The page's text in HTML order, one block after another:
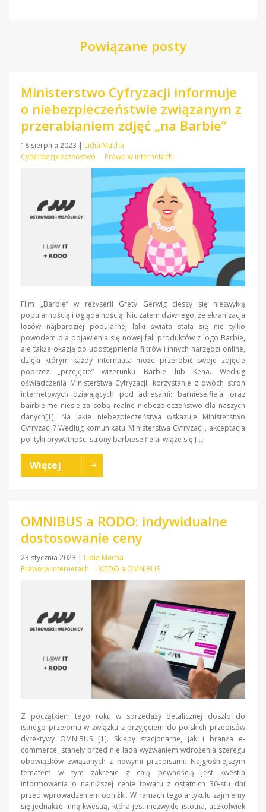
Powiązane posty
Ministerstwo Cyfryzacji informuje
o niebezpieczeństwie związanym z
przerabianiem zdjęć „na Barbie”
18 sierpnia 2023 | Lidia Mucha
Cyberbezpieczeństwo
Prawo w internetach
Film „Barbie” w reżyserii Grety Gerwig cieszy się niezwykłą
popularnością i oglądalnością. Nic zatem dziwnego, że ekranizacja
losów najbardziej popularnej lalki świata stała się nie tylko
powodem dla pojawienia się nowej fali produktów z logo Barbie,
ale także okazją do udostępnienia filtrów i innych narzędzi online,
dzięki którym każdy internauta może przerobić swoje zdjęcie
poprzez „przejęcie” wizerunku Barbie lub Kena. Według
oświadczenia Ministerstwa Cyfryzacji, korzystanie z dwóch stron
internetowych działających pod adresami: barnieselfie.ai oraz
bairbie.me niesie za sobą realne niebezpieczeństwo dla naszych
danych[1]. Na jakie niebezpieczeństwa wskazuje Ministerstwo
Cyfryzacji? Według komunikatu Ministerstwa Cyfryzacji, akceptacja
polityki prywatności strony barbieselfie.ai wiąże się […]
Więcej
OMNIBUS a RODO: indywidualne
dostosowanie ceny
23 stycznia 2023 | Lidia Mucha
Prawo w internetach
RODO a OMNIBUS
Z początkiem tego roku w sprzedaży detalicznej doszło do
istnego przełomu w związku z przyjęciem do polskich przepisów
dyrektywy OMNIBUS [1]. Sklepy stacjonarne, jak i branża e-
commerce, stanęły przed nie lada wyzwaniem wdrożenia szeregu
obowiązków związanych z nowymi przepisami. Najgłośniejszym
tematem w tym zakresie z całą pewnością jest kwestia
informowania o najniższej cenie towaru z ostatnich 30-stu dni
przed wprowadzeniem obniżki. W ramach tego artykułu zajmiemy
się jednakże inną kwestią, która jest niezwykle istotna, aczkolwiek